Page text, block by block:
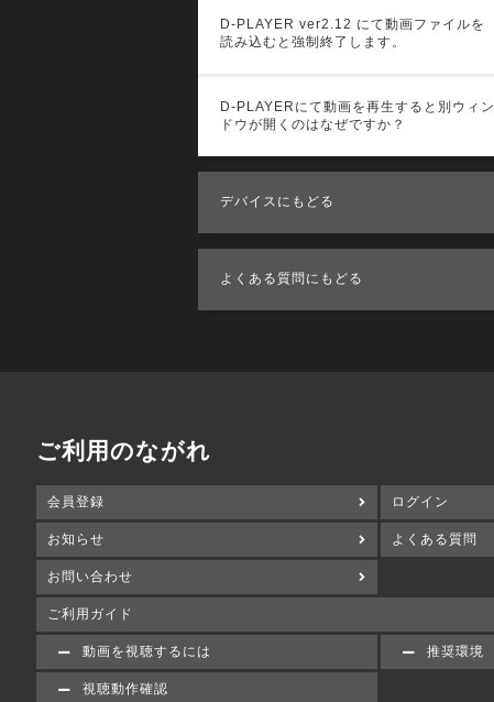
D-PLAYER ver2.12 にて動画ファイルを
読み込むと強制終了します。
D-PLAYERにて動画を再生すると別ウィン
ドウが開くのはなぜですか？
デバイスにもどる
よくある質問にもどる
ご利用のながれ
会員登録 ログイン
お知らせ よくある質問
お問い合わせ
ご利用ガイド
動画を視聴するには 推奨環境
視聴動作確認